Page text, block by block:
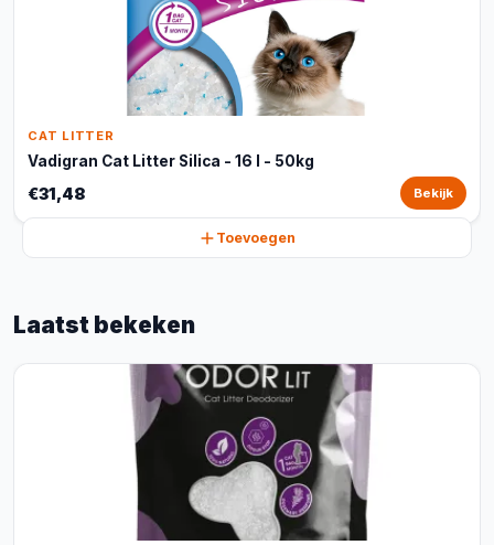
CAT LITTER
Vadigran Cat Litter Silica - 16 l - 50kg
€31,48 Bekijk
Toevoegen
Laatst bekeken